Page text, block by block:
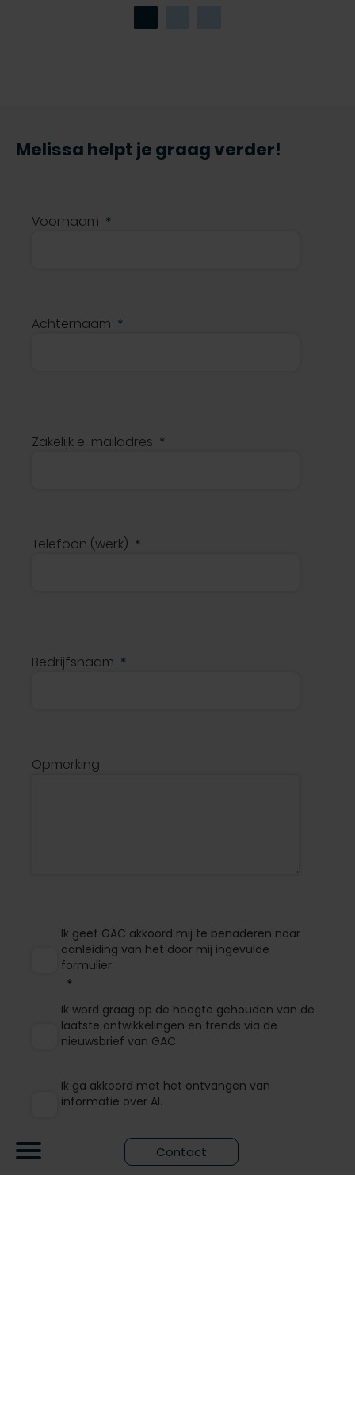
Contact
Melissa helpt je graag verder!
Voornaam
Achternaam
Zakelijk e-mailadres
Telefoon (werk)
Bedrijfsnaam
Opmerking
Ik geef GAC akkoord mij te benaderen naar
aanleiding van het door mij ingevulde
formulier.
Ik word graag op de hoogte gehouden van de
laatste ontwikkelingen en trends via de
nieuwsbrief van GAC.
Ik ga akkoord met het ontvangen van
informatie over AI.